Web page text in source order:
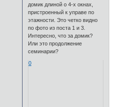
домик длиной о 4-х окнах,
пристроенный к управе по
этажности. Это четко видно
по фото из поста 1 и 3.
Интересно, что за домик?
Или это продолжение
семинарии?
0